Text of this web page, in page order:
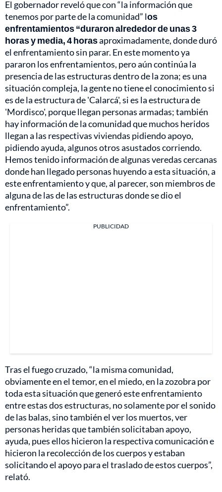
El gobernador reveló que con “la información que
tenemos por parte de la comunidad” los
enfrentamientos “duraron alrededor de unas 3
horas y media, 4 horasaproximadamente, donde duró
el enfrentamiento sin parar. En este momento ya
pararon los enfrentamientos, pero aún continúa la
presencia de las estructuras dentro de la zona; es una
situación compleja, la gente no tiene el conocimiento si
es de la estructura de 'Calarcá', si es la estructura de
'Mordisco', porque llegan personas armadas; también
hay información de la comunidad que muchos heridos
llegan a las respectivas viviendas pidiendo apoyo,
pidiendo ayuda, algunos otros asustados corriendo.
Hemos tenido información de algunas veredas cercanas
donde han llegado personas huyendo a esta situación, a
este enfrentamiento y que, al parecer, son miembros de
alguna de las de las estructuras donde se dio el
enfrentamiento”.
PUBLICIDAD
Tras el fuego cruzado, “la misma comunidad,
obviamente en el temor, en el miedo, en la zozobra por
toda esta situación que generó este enfrentamiento
entre estas dos estructuras, no solamente por el sonido
de las balas, sino también el ver los muertos, ver
personas heridas que también solicitaban apoyo,
ayuda, pues ellos hicieron la respectiva comunicación e
hicieron la recolección de los cuerpos y estaban
solicitando el apoyo para el traslado de estos cuerpos”,
relató.